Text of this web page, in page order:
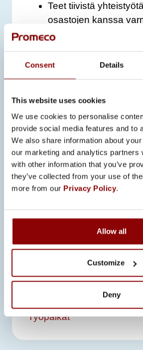
Consent Details
This website uses cookies
We use cookies to personalise
provide social media features and to
We also share information about
our marketing and analytics partners
with other information that you’ve
they’ve collected from your use of
more from our Privacy Policy.
Allow all
Customize
Deny
Teet tiivistä
osastojen kanssa
tasaisen laadun koko
Työt on mahdollista aloittaa
määräaikainen elokuun
Jätä hakemuksesi,
palkkatoivomuksesi
13.4.2025.
Lisätietoja tehtävästä
laatupäällikkö Mari
Hakuaika on päättynyt.
Työpaikat-sivuumme
avoimet työpaikkamme.
Työpaikat